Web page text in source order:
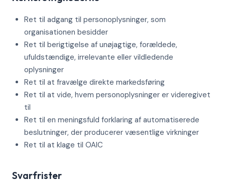
Ret til adgang til personoplysninger, som
organisationen besidder
Ret til berigtigelse af unøjagtige, forældede,
ufuldstændige, irrelevante eller vildledende
oplysninger
Ret til at fravælge direkte markedsføring
Ret til at vide, hvem personoplysninger er videregivet
til
Ret til en meningsfuld forklaring af automatiserede
beslutninger, der producerer væsentlige virkninger
Ret til at klage til OAIC
Svarfrister